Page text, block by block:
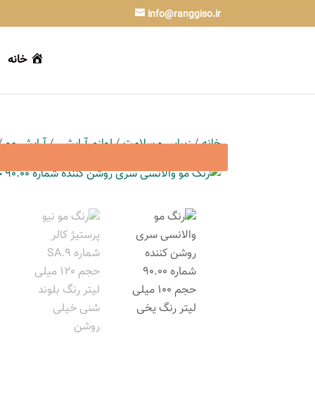
info@ranggiso.ir
خانه
خانه/زیبایی و سلامت/لوازم آرایشی/آرایش مو